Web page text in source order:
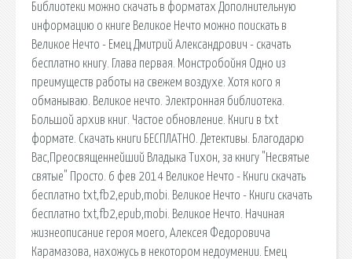
Библиотеки можно скачать в форматах Дополнительную
информацию о книге Великое Нечто можно поискать в
Великое Нечто - Емец Дмитрий Александрович - скачать
бесплатно книгу. Глава первая. Монстробойня Одно из
преимуществ работы на свежем воздухе. Хотя кого я
обманываю. Великое нечто. Электронная библиотека.
Большой архив книг. Частое обновление. Книги в txt
формате. Скачать книги БЕСПЛАТНО. Детективы. Благодарю
Вас,Преосвященнейший Владыка Тихон, за книгу "Несвятые
святые" Просто. 6 фев 2014 Великое Нечто - Книги скачать
бесплатно txt,fb2,epub,mobi. Великое Нечто - Книги скачать
бесплатно txt,fb2,epub,mobi. Великое Нечто. Начиная
жизнеописание героя моего, Алексея Федоровича
Карамазова, нахожусь в некотором недоумении. Емец